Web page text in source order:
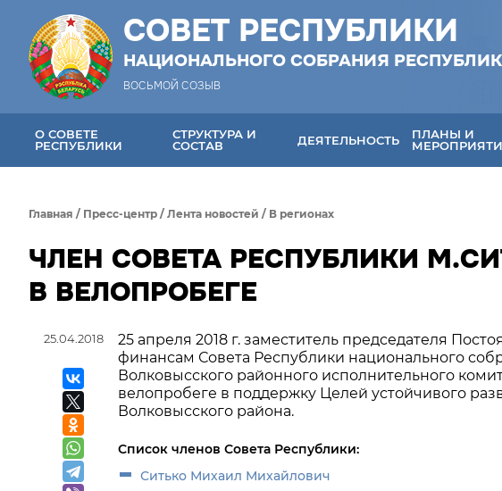
СОВЕТ РЕСПУБЛИКИ
НАЦИОНАЛЬНОГО СОБРАНИЯ
ВОСЬМОЙ СОЗЫВ
О СОВЕТЕ
РЕСПУБЛИКИ
СТРУКТУРА И
СОСТАВ
ДЕЯТЕЛЬНОСТЬ
ПЛАНЫ И
Главная / Пресс-центр / Лента новостей / В регионах
ЧЛЕН СОВЕТА РЕСПУБЛИКИ
В ВЕЛОПРОБЕГЕ
25.04.2018
25 апреля 2018 г. заместитель председателя
финансам Совета Республики национального
Волковысского районного исполнительного
велопробеге в поддержку Целей устойчивого
Волковысского района.
Список членов Совета Республики:
Ситько Михаил Михайлович